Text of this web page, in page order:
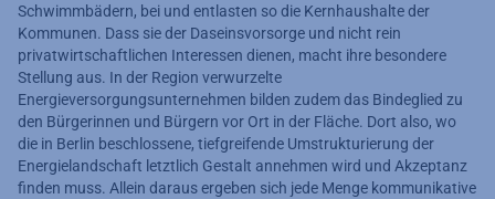
Schwimmbädern, bei und entlasten so die Kernhaushalte der
Kommunen. Dass sie der Daseinsvorsorge und nicht rein
privatwirtschaftlichen Interessen dienen, macht ihre besondere
Stellung aus. In der Region verwurzelte
Energieversorgungsunternehmen bilden zudem das Bindeglied zu
den Bürgerinnen und Bürgern vor Ort in der Fläche. Dort also, wo
die in Berlin beschlossene, tiefgreifende Umstrukturierung der
Energielandschaft letztlich Gestalt annehmen wird und Akzeptanz
finden muss. Allein daraus ergeben sich jede Menge kommunikative